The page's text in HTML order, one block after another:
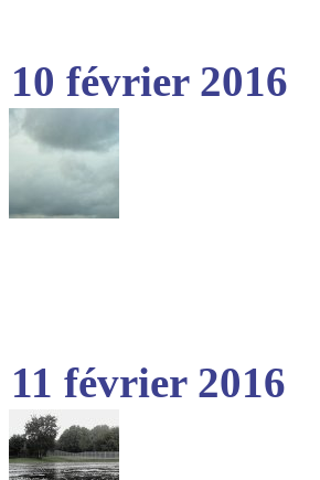
10 février 2016
11 février 2016